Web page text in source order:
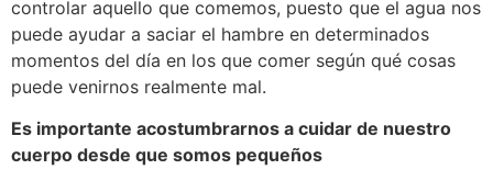
controlar aquello que comemos, puesto que el agua nos
puede ayudar a saciar el hambre en determinados
momentos del día en los que comer según qué cosas
puede venirnos realmente mal.
Es importante acostumbrarnos a cuidar de nuestro
cuerpo desde que somos pequeños